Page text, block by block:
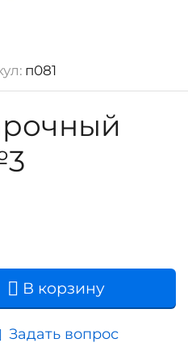
п081
В корзину
Задать вопрос